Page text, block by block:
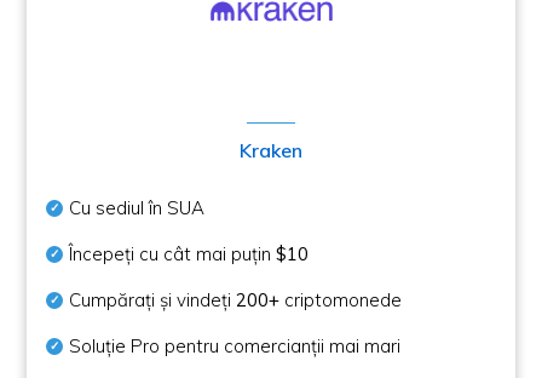
Kraken
Cu sediul în SUA
Începeți cu cât mai puțin$10
Cumpărați și vindeți200+ criptomonede
Soluție Pro pentru comercianții mai mari